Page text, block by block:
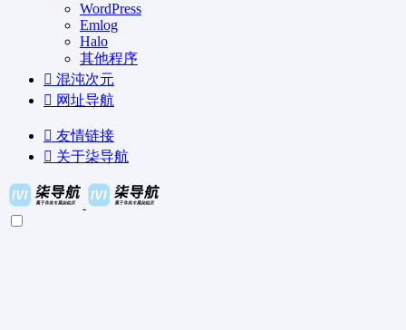
WordPress
Emlog
Halo
其他程序
混沌次元
网址导航
友情链接
关于柒导航